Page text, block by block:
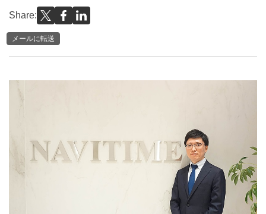
Share:
メールに転送